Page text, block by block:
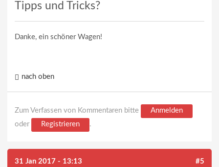
Tipps und Tricks?
Danke, ein schöner Wagen!
nach oben
Zum Verfassen von Kommentaren bitte
Anmelden
oder
Registrieren .
31 Jan 2017 - 13:13 #5